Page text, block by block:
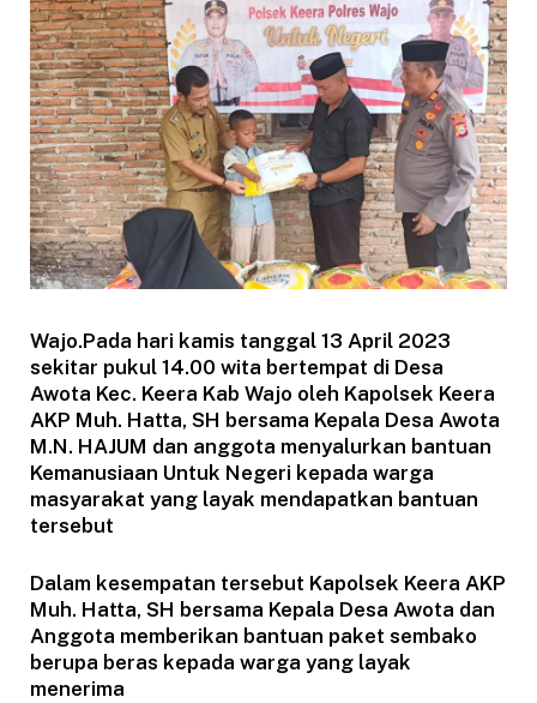
Wajo.Pada hari kamis tanggal 13 April 2023
sekitar pukul 14.00 wita bertempat di Desa
Awota Kec. Keera Kab Wajo oleh Kapolsek Keera
AKP Muh. Hatta, SH bersama Kepala Desa Awota
M.N. HAJUM dan anggota menyalurkan bantuan
Kemanusiaan Untuk Negeri kepada warga
masyarakat yang layak mendapatkan bantuan
tersebut
Dalam kesempatan tersebut Kapolsek Keera AKP
Muh. Hatta, SH bersama Kepala Desa Awota dan
Anggota memberikan bantuan paket sembako
berupa beras kepada warga yang layak
menerima